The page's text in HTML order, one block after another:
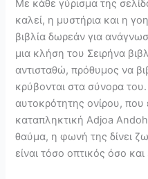
Με κάθε γύρισμα της
καλεί, η μυστήρια και η
βιβλία δωρεάν για
μια κλήση του Σειρήνα
αντισταθώ, πρόθυμος να
κρύβονται στα σύνορα
αυτοκρότητης ονίρου,
καταπληκτική Adjoa
θαύμα, η φωνή της δίνει
είναι τόσο οπτικός όσο